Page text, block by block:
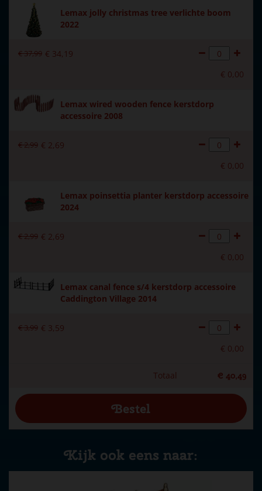
Materiaal
Formaat
Hoogte in cm
Lemax jolly christmas tree verlichte boom
2022
€37,99 € 34, 19
€ 0,00
Lemax wired wooden fence kerstdorp
accessoire 2008
€2,99 € 2,69
€ 0,00
Lemax poinsettia planter kerstdorp accessoire
2024
€2,99 € 2,69
€ 0,00
Lemax canal fence s/4 kerstdorp accessoire
Caddington Village 2014
€3,99 € 3,59
€ 0,00
Totaal € 40,49
Kijk ook eens naar: